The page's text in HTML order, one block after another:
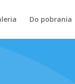
Do pobrania